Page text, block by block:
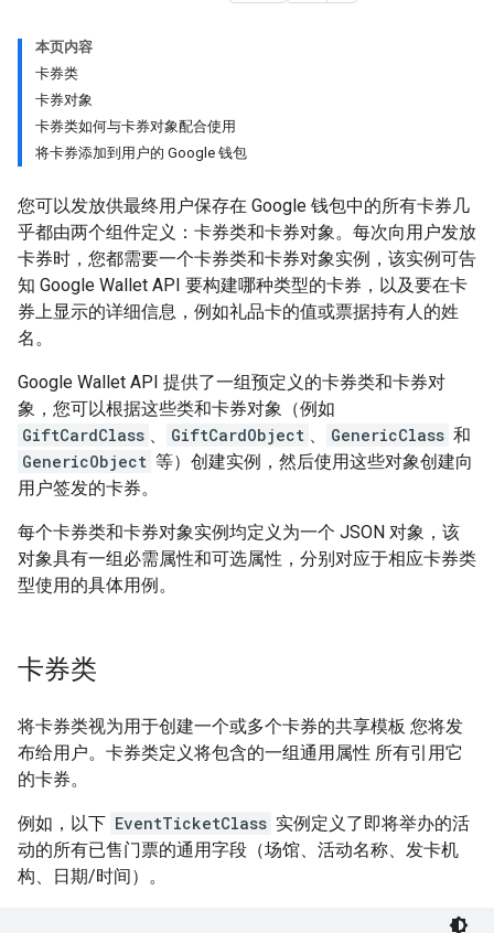
本页内容
卡券类
卡券对象
卡券类如何与卡券对象配合使用
将卡券添加到用户的 Google 钱包
您可以发放供最终用户保存在 Google 钱包中的所有卡券几
乎都由两个组件定义：卡券类和卡券对象。每次向用户发放
卡券时，您都需要一个卡券类和卡券对象实例，该实例可告
知 Google Wallet API 要构建哪种类型的卡券，以及要在卡
券上显示的详细信息，例如礼品卡的值或票据持有人的姓
名。
Google Wallet API 提供了一组预定义的卡券类和卡券对
象，您可以根据这些类和卡券对象（例如
GiftCardClass 、 GiftCardObject 、 GenericClass 和
GenericObject 等）创建实例，然后使用这些对象创建向
用户签发的卡券。
每个卡券类和卡券对象实例均定义为一个 JSON 对象，该
对象具有一组必需属性和可选属性，分别对应于相应卡券类
型使用的具体用例。
卡券类
将卡券类视为用于创建一个或多个卡券的共享模板 您将发
布给用户。卡券类定义将包含的一组通用属性 所有引用它
的卡券。
例如，以下 EventTicketClass 实例定义了即将举办的活
动的所有已售门票的通用字段（场馆、活动名称、发卡机
构、日期/时间）。